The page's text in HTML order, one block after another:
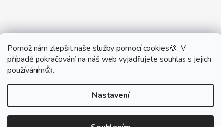
Pomož nám zlepšit naše služby pomocí cookies🍪. V
případě pokračování na náš web vyjadřujete souhlas s jejich
používáním👍.
Nastavení
Partner Showroom MONOBRAND
Partner Eshop Monobrand.online
Vytvořil Shoptet